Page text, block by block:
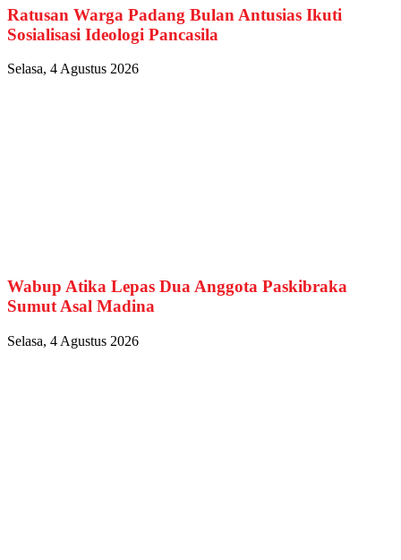
Ratusan Warga Padang Bulan Antusias Ikuti
Sosialisasi Ideologi Pancasila
Selasa, 4 Agustus 2026
Wabup Atika Lepas Dua Anggota Paskibraka
Sumut Asal Madina
Selasa, 4 Agustus 2026